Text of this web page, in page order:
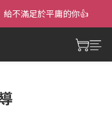
給想持續進步的你
不滿足於平庸的你👍
】給想持續進步的你